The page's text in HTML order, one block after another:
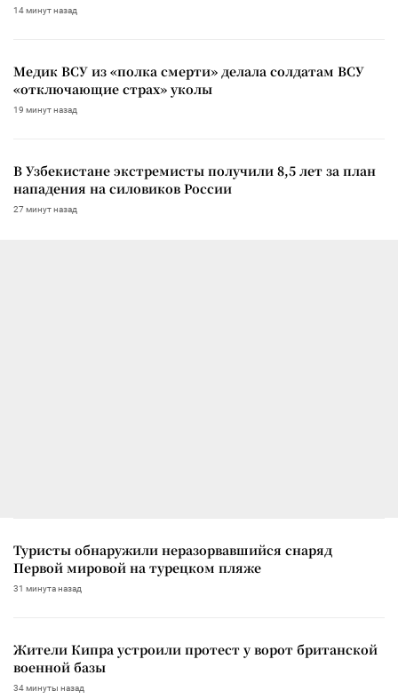
14 минут назад
Медик ВСУ из «полка смерти» делала солдатам ВСУ
«отключающие страх» уколы
19 минут назад
В Узбекистане экстремисты получили 8,5 лет за план
нападения на силовиков России
27 минут назад
Туристы обнаружили неразорвавшийся снаряд
Первой мировой на турецком пляже
31 минута назад
Жители Кипра устроили протест у ворот британской
военной базы
34 минуты назад